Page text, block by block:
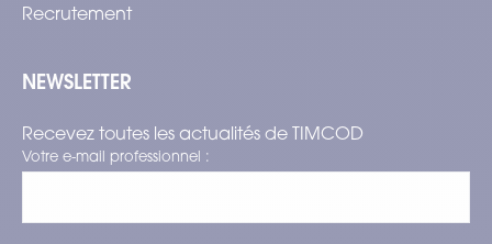
Recrutement
NEWSLETTER
Recevez toutes les actualités de TIMCOD
Votre e-mail professionnel :